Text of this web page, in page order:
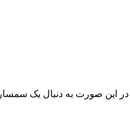
در این صورت به دنبال یک